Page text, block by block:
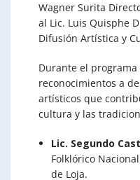
Wagner Surita
al Lic. Luis Quisphe
Difusión Artística y
Durante el
reconocimientos a
artísticos que
cultura y las
Lic. Segundo
Folklórico
de Loja.